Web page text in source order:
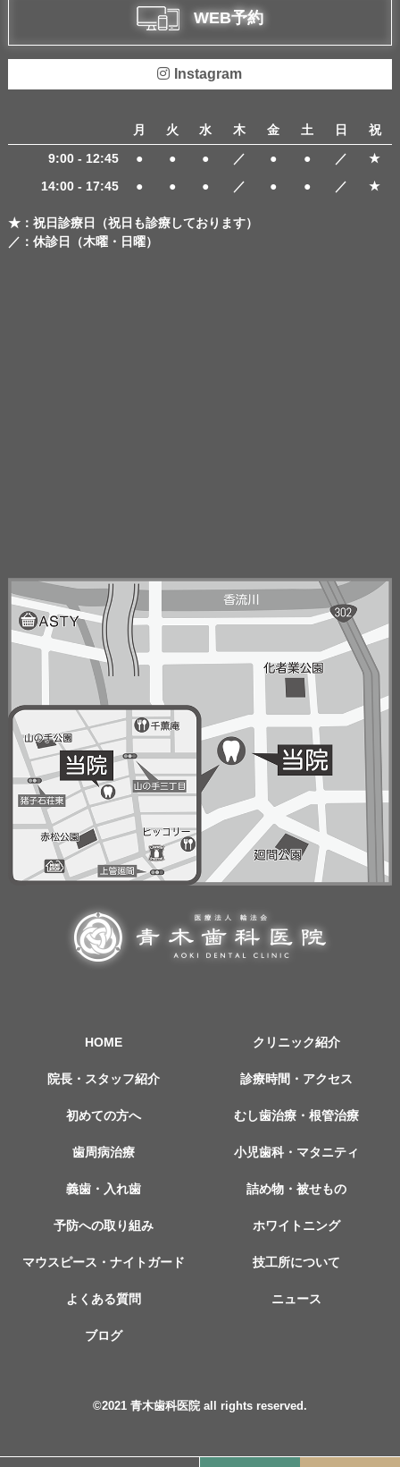
WEB予約
Instagram
月 火 水 木 金 土 日
祝
9:00 - 12:45
● ● ● ／ ● ● ／
★
14:00 - 17:45
● ● ● ／ ● ● ／ ★
★：祝日診療日（祝日も診療しております）
／：休診日（木曜・日曜）
HOME クリニック紹介
院長・スタッフ紹介 診療時間・アクセス
初めての方へ むし歯治療・根管治療
歯周病治療 小児歯科・マタニティ
義歯・入れ歯 詰め物・被せもの
予防への取り組み ホワイトニング
マウスピース・ナイトガード 技工所について
よくある質問 ニュース
ブログ
©︎2021 青木歯科医院 all rights reserved.